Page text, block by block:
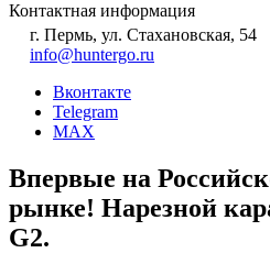
Контактная информация
г. Пермь, ул. Стахановская, 54
info@huntergo.ru
Вконтакте
Telegram
MAX
Впервые на
рынке! Нарезной
G2.